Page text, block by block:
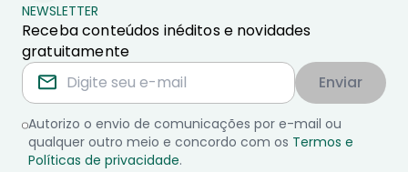
NEWSLETTER
Receba conteúdos inéditos e novidades
gratuitamente
Enviar
Autorizo o envio de comunicações por e-mail ou
qualquer outro meio e concordo com os Termos e
Políticas de privacidade.